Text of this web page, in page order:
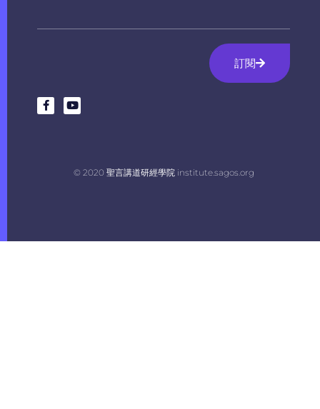
訂閱
© 2020 聖言講道研經學院 institute.sagos.org